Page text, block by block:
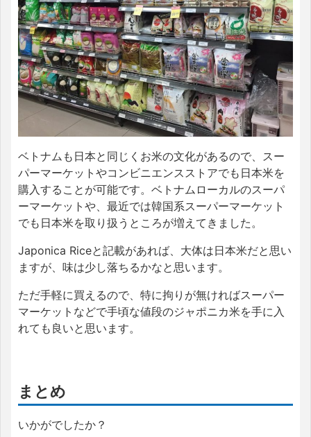
ベトナムも日本と同じくお米の文化があるので、スー
パーマーケットやコンビニエンスストアでも日本米を
購入することが可能です。ベトナムローカルのスーパ
ーマーケットや、最近では韓国系スーパーマーケット
でも日本米を取り扱うところが増えてきました。
Japonica Riceと記載があれば、大体は日本米だと思い
ますが、味は少し落ちるかなと思います。
ただ手軽に買えるので、特に拘りが無ければスーパー
マーケットなどで手頃な値段のジャポニカ米を手に入
れても良いと思います。
まとめ
いかがでしたか？